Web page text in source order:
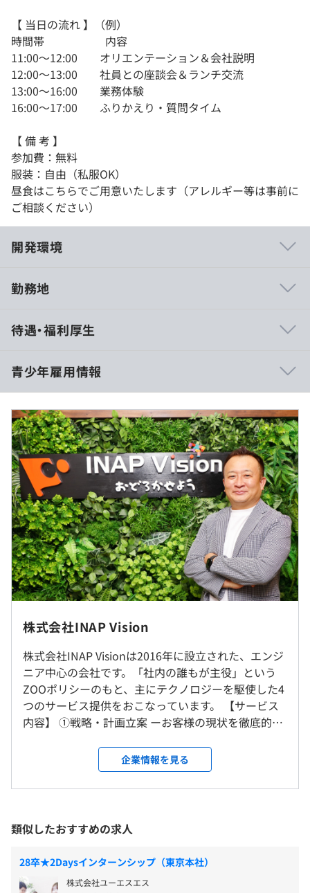
【 当日の流れ 】（例）
時間帯 内容
11:00〜12:00 オリエンテーション＆会社説明
12:00〜13:00 社員との座談会＆ランチ交流
13:00〜16:00 業務体験
16:00〜17:00 ふりかえり・質問タイム
【 備 考 】
参加費：無料
服装：自由（私服OK）
昼食はこちらでご用意いたします（アレルギー等は事前に
ご相談ください）
開発環境
雰囲気が特徴です。わからないことや相談ごとも気軽に話
社内では、BBQなどのイベントもあって、社員同士の距離
も近く、フレンドリーな社風です。
一方で、チームで成果を出すために、時にはお互いに厳し
く向き合うことも。礼儀を大切にしながら、みんなで力を
合わせて仕事に取り組んでいます。
勤務地
屋内禁煙（喫煙所あり）
福岡市空港線「中州川端駅」より徒歩8分
待遇・福利厚生
10:00～19:00
※入社1年程度でグレードが上がった場合はフレックス勤
務になります
休憩時間：休憩60分 ※昼食時間は業務の都合により各々
の自主性に任せています
平均残業時間：担当案件の状況に応じて、月平均10時間
程度の残業があります
《年間休日121日以上》
■完全週休2日制（土・日）
■祝日・夏季休暇・年末年始休暇
■夏季休暇（3日）
■年末年始休暇（5日）
■有給休暇（取得率85％）
■慶弔休暇
■その他特別休暇／代休などつど相談（大きな支障なけれ
ば基本取得可）
昇給年１回、賞与年１回
青少年雇用情報
過去３年間の新卒採用者数・離職者数
前年度 採用者数0人 離職者数0人
2年度前 採用者数2人 離職者数1人
3年度前 採用者数1人 離職者数0人
過去３年間の新卒採用者数の男女別人数
前年度 男性0人 女性0人
2年度前 男性2人 女性0人
3年度前 男性1人 女性0人
研修の有無及び内容
新入社員研修
自己啓発支援の有無及びその内容
資格取得の費用補助
メンター制度の有無
あり
スキルアップ支援、 1 on 1 面談
社内検定等の制度の有無及びその内容
前事業年度の育児休業取得者数／出産者数
男性1人/0人
株式会社INAP Vision
株式会社INAP Visionは2016年に設立された、エンジ
ニア中心の会社です。「社内の誰もが主役」という
ZOOポリシーのもと、主にテクノロジーを駆使した4
つのサービス提供をおこなっています。 【サービス
内容】 ①戦略・計画立案 ーお客様の現状を徹底的に
▶︎提供メニュー例：DX総合診断／DX戦略策定支援／
DXロードマップ作製 ②実行支援・導入支援 ー企業の
課題を分析し、最適なデジタルトランスフォーメー
援／ローコード・ノーコード開発導入支援 ③デジタ
ル化支援 ー業務効率化や生産性向上を目指し、最適
なデジタル技術の導入をサポートー ▶︎提供メニュー
例：クラウド移行支援／業務プロセスのデジタル化
支援 ④イノベーション ー新たなビジネス価値を創出
企業情報を見る
類似したおすすめの求人
28卒★2Daysインターンシップ（東京本社）
株式会社ユーエスエス